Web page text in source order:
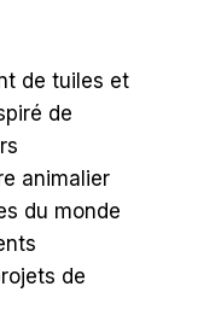
de tuiles et
de
animalier
du monde
de